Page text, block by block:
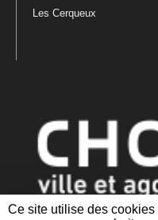
Ce site utilise des
Les Cerqueux